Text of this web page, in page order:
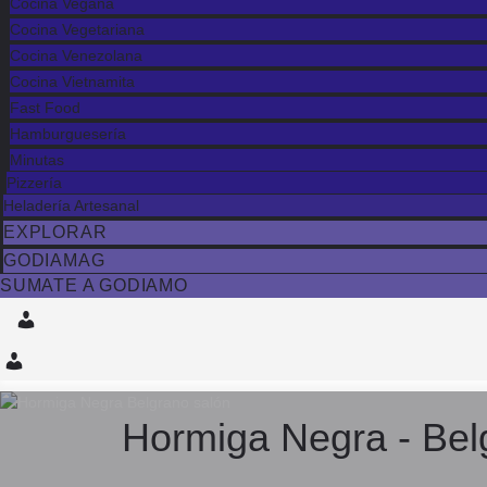
Cocina Vegetariana
Cocina Venezolana
Cocina Vietnamita
Fast Food
Hamburguesería
Minutas
Pizzería
Heladería Artesanal
EXPLORAR
GODIAMAG
SUMATE A GODIAMO
Hormiga Negra -